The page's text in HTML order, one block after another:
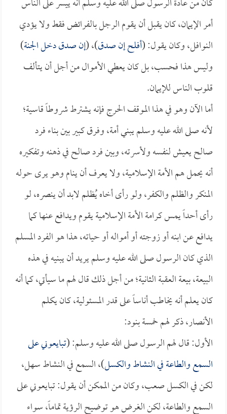
أمر الإيمان، كان يقبل أن يقوم الرجل بالفرائض فقط ولا يؤدي
النوافل، وكان يقول: (أفلح إن صدق)، (إن صدق دخل الجنة)
وليس هذا فحسب، بل كان يعطي الأموال من أجل أن يتألف
قلوب الناس للإيمان.
أما الآن وهو في هذا الموقف الحرج فإنه يشترط شروطاً قاسية؛
لأنه صلى الله عليه وسلم يبني أمة، وفرق كبير بين بناء فرد
صالح يعيش لنفسه ولأسرته، وبين فرد صالح في ذهنه وتفكيره
أنه يحمل هم الأمة الإسلامية، ولا يعرف أن ينام وهو يرى حوله
المنكر والظلم والكفر، ولو رأى أخاه يُظلم لابد أن ينصره، لو
رأى أحداً يمس كرامة الأمة الإسلامية يقوم ويدافع عنها كما
يدافع عن ابنه أو زوجته أو أمواله أو حياته، هذا هو الفرد المسلم
الذي كان الرسول صلى الله عليه وسلم يريد أن يبنيه في هذه
البيعة، بيعة العقبة الثانية؛ من أجل ذلك قال لهم ما سيأتي، كما أنه
كان يعلم أنه يخاطب أناساً على قدر المسئولية، كان يكلم
الأنصار، ذكر لهم خمسة بنود:
الأول: قال لهم الرسول صلى الله عليه وسلم: (تبايعوني على
السمع والطاعة في النشاط والكسل)، السمع في النشاط سهل،
لكن في الكسل صعب، وكان من الممكن أن يقول: تبايعوني على
السمع والطاعة، لكن الغرض هو توضيح الرؤية تماماً، سواء